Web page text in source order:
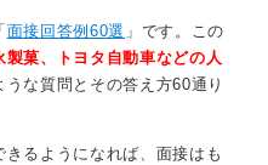
面接回答例60選 」です。この
製菓、トヨタ自動車などの人
な質問とその答え方60通り
るようになれば、面接はも